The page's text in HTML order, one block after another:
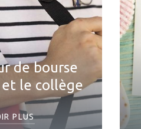
de bourse
le collège
PLUS